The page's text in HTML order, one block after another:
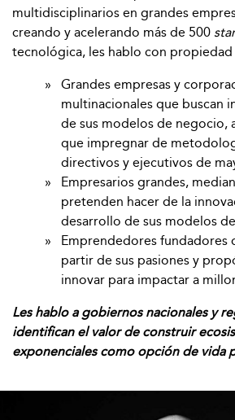
multidisciplinarios en grandes
creando y acelerando más de 500
tecnológica, les hablo con propiedad
Grandes empresas y
multinacionales que buscan
de sus modelos de negocio,
que impregnar de
directivos y ejecutivos de
Empresarios grandes,
pretenden hacer de la
desarrollo de sus modelos
Emprendedores fundadores
partir de sus pasiones y
innovar para impactar a
Les hablo a gobiernos nacionales y
identifican el valor de construir
exponenciales como opción de vida